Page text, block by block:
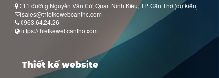
311 đường Nguyễn Văn Cừ, Quận Ninh Kiều, TP. Cần Thơ (dự kiến)
sales@thietkewebcantho.com
0963.64.24.26
https://thietkewebcantho.com
Thiết kế website